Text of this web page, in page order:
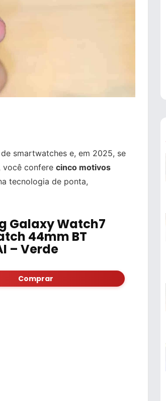
smartwatches e, em 2025, se
você confere cinco motivos
tecnologia de ponta,
Galaxy Watch7
44mm BT
– Verde
Comprar